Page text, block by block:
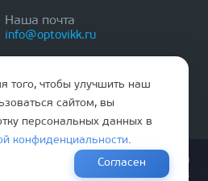
Наша почта
info@optovikk.ru
входных и межкомнатных дверей
обработки персональных данных
того, чтобы улучшить наш
сайтом, вы
персональных данных в
конфиденциальности.
Согласен